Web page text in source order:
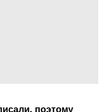
поэтому